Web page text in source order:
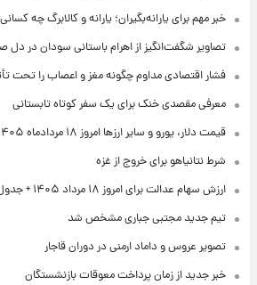
خبر مهم برای یارانه‌بگیران؛ یارانه و کالابرگ چه
تصاویر شگفت‌انگیز از اهرام باستانی سودان در دل
فشار اقتصادی مداوم چگونه مغز و اعصاب را تحت
معرفی مقصدی خنک برای یک سفر کوتاه تابستانی
قیمت دلار، یورو و سایر ارزها امروز ۱۸ مردادماه ۱۴۰۵ + جدول
شرط نتانیاهو برای خروج از غزه
ارزش سهام عدالت برای امروز ۱۸ مرداد ۱۴۰۵ + جدول
تیم جدید مجتبی جباری مشخص شد
تصویر عروس و داماد ارمنی در دوران قاجار
خبر جدید از زمان پرداخت معوقات بازنشستگان